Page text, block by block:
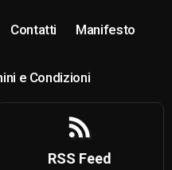
Contatti Manifesto
e Condizioni
RSS Feed